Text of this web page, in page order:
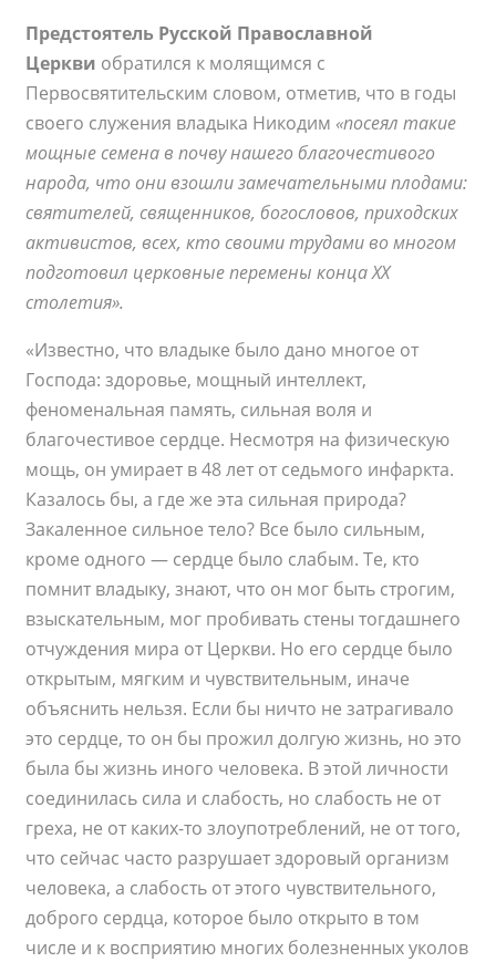
Предстоятель Русской Православной
Церкви обратился к молящимся с
Первосвятительским словом, отметив, что в годы
своего служения владыка Никодим «посеял такие
мощные семена в почву нашего благочестивого
народа, что они взошли замечательными плодами:
святителей, священников, богословов, приходских
активистов, всех, кто своими трудами во многом
подготовил церковные перемены конца XX
столетия».
«Известно, что владыке было дано многое от
Господа: здоровье, мощный интеллект,
феноменальная память, сильная воля и
благочестивое сердце. Несмотря на физическую
мощь, он умирает в 48 лет от седьмого инфаркта.
Казалось бы, а где же эта сильная природа?
Закаленное сильное тело? Все было сильным,
кроме одного — сердце было слабым. Те, кто
помнит владыку, знают, что он мог быть строгим,
взыскательным, мог пробивать стены тогдашнего
отчуждения мира от Церкви. Но его сердце было
открытым, мягким и чувствительным, иначе
объяснить нельзя. Если бы ничто не затрагивало
это сердце, то он бы прожил долгую жизнь, но это
была бы жизнь иного человека. В этой личности
соединилась сила и слабость, но слабость не от
греха, не от каких-то злоупотреблений, не от того,
что сейчас часто разрушает здоровый организм
человека, а слабость от этого чувствительного,
доброго сердца, которое было открыто в том
числе и к восприятию многих болезненных уколов